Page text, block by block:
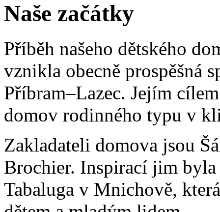
Naše začátky
Příběh našeho dětského
vznikla obecně prospěšná
Příbram–Lazec. Jejím
domov rodinného typu v
Zakladateli domova jsou
Brochier. Inspirací jim byla
Tabaluga v Mnichově,